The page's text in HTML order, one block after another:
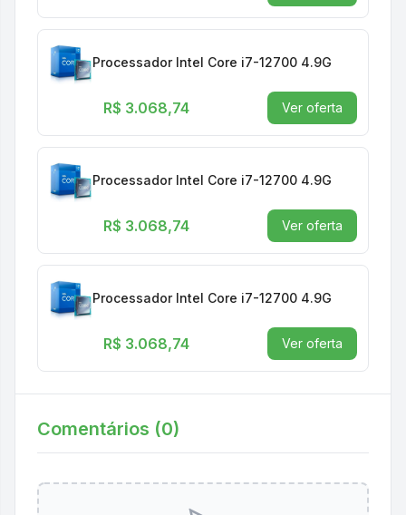
Processador Intel Core i7-12700 4.9G
R$ 3.068,74 Ver oferta
Processador Intel Core i7-12700 4.9G
R$ 3.068,74 Ver oferta
Processador Intel Core i7-12700 4.9G
R$ 3.068,74 Ver oferta
Comentários (0)